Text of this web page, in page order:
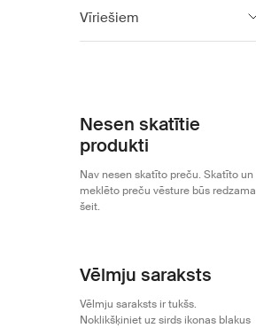
ASICS
Vīriešiem
Nesen skatītie
produkti
Nav nesen skatīto preču. Skatīto un
meklēto preču vēsture būs redzama
šeit.
Vēlmju saraksts
Vēlmju saraksts ir tukšs.
Noklikšķiniet uz sirds ikonas blakus